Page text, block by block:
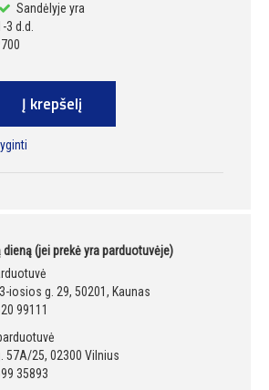
Sandėlyje yra
3 d.d.
Į krepšelį
(jei prekė yra parduotuvėje)
iosios g. 29, 50201, Kaunas
99111
57A/25, 02300 Vilnius
35893